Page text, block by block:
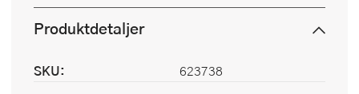
Produktdetaljer
SKU:
623738